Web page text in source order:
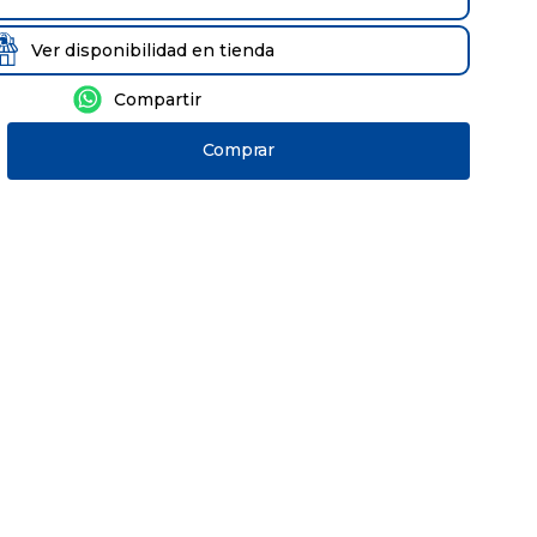
Ver disponibilidad en tienda
Comprar